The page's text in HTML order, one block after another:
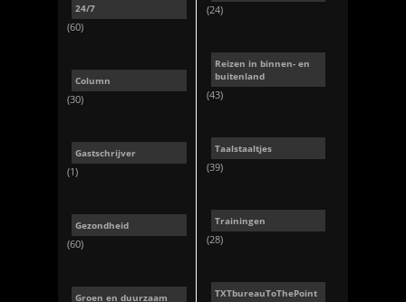
24/7
(60)
Column
(30)
Gastschrijver
(1)
Gezondheid
(60)
Groen en duurzaam
(24)
Reizen in binnen- en
buitenland
(43)
Taalstaaltjes
(39)
Trainingen
(28)
TXTbureauToThePoint